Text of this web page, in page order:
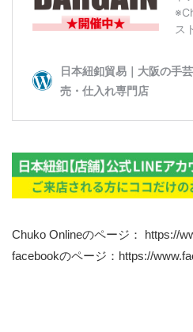
Chuko Onlineのページ： https://
facebookのページ： https://